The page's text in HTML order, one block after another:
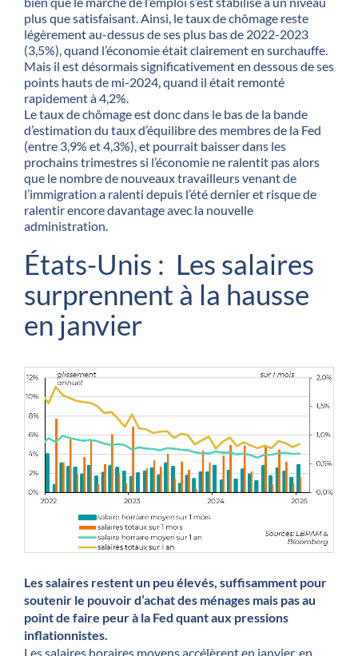
plus que satisfaisant. Ainsi, le taux de chômage reste
légèrement au-dessus de ses plus bas de 2022-2023
(3,5%), quand l’économie était clairement en surchauffe.
Mais il est désormais significativement en dessous de ses
points hauts de mi-2024, quand il était remonté
rapidement à 4,2%.
Le taux de chômage est donc dans le bas de la bande
d’estimation du taux d’équilibre des membres de la Fed
(entre 3,9% et 4,3%), et pourrait baisser dans les
prochains trimestres si l’économie ne ralentit pas alors
que le nombre de nouveaux travailleurs venant de
l’immigration a ralenti depuis l’été dernier et risque de
ralentir encore davantage avec la nouvelle
administration.
États-Unis : Les salaires
surprennent à la hausse
en janvier
Les salaires restent un peu élevés, suffisamment pour
soutenir le pouvoir d’achat des ménages mais pas au
point de faire peur à la Fed quant aux pressions
inflationnistes.
Les salaires horaires moyens accélèrent en janvier, en